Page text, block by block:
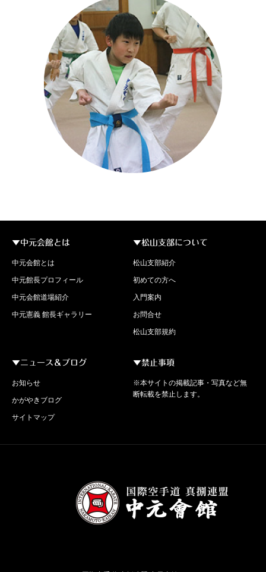
▼中元会館とは
中元会館とは
中元館長プロフィール
中元会館道場紹介
中元憲義 館長ギャラリー
▼松山支部について
松山支部紹介
初めての方へ
入門案内
お問合せ
松山支部規約
▼ニュース＆ブログ
お知らせ
かがやきブログ
サイトマップ
▼禁止事項
※本サイトの掲載記事・写真など無
断転載を禁止します。